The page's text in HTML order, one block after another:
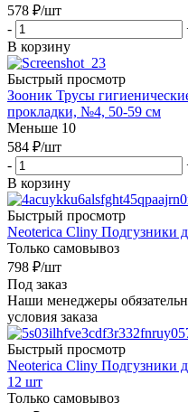
578 ₽/шт
-
В корзину
Быстрый просмотр
Зооник Трусы
прокладки, №4, 50-59 см
Меньше 10
584 ₽/шт
-
В корзину
Быстрый просмотр
Neoterica Cliny Подгузники
Только самовывоз
798 ₽/шт
Под заказ
Наши менеджеры
условия заказа
Быстрый просмотр
Neoterica Cliny Подгузники
12 шт
Только самовывоз